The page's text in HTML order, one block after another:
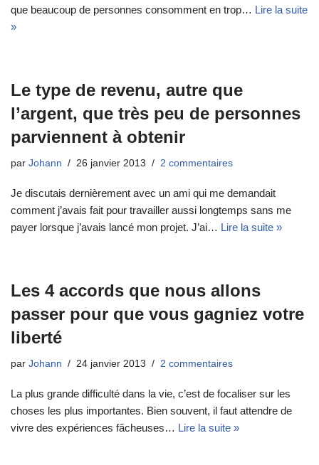
que beaucoup de personnes consomment en trop… Lire la suite
»
Le type de revenu, autre que
l’argent, que très peu de personnes
parviennent à obtenir
par Johann 26 janvier 2013 2 commentaires
Je discutais dernièrement avec un ami qui me demandait
comment j’avais fait pour travailler aussi longtemps sans me
payer lorsque j’avais lancé mon projet. J’ai… Lire la suite »
Les 4 accords que nous allons
passer pour que vous gagniez votre
liberté
par Johann 24 janvier 2013 2 commentaires
La plus grande difficulté dans la vie, c’est de focaliser sur les
choses les plus importantes. Bien souvent, il faut attendre de
vivre des expériences fâcheuses… Lire la suite »